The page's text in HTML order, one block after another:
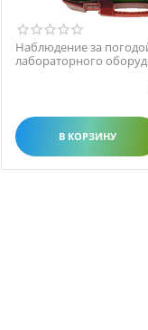
Наблюдение за
лабораторного
В КОРЗИНУ